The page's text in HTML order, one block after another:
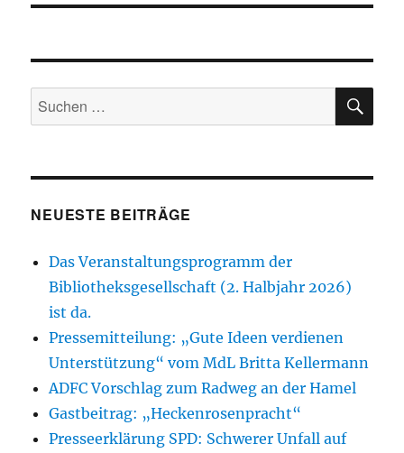
Suchen
nach:
NEUESTE BEITRÄGE
Das Veranstaltungsprogramm der
Bibliotheksgesellschaft (2. Halbjahr 2026)
ist da.
Pressemitteilung: „Gute Ideen verdienen
Unterstützung“ vom MdL Britta Kellermann
ADFC Vorschlag zum Radweg an der Hamel
Gastbeitrag: „Heckenrosenpracht“
Presseerklärung SPD: Schwerer Unfall auf